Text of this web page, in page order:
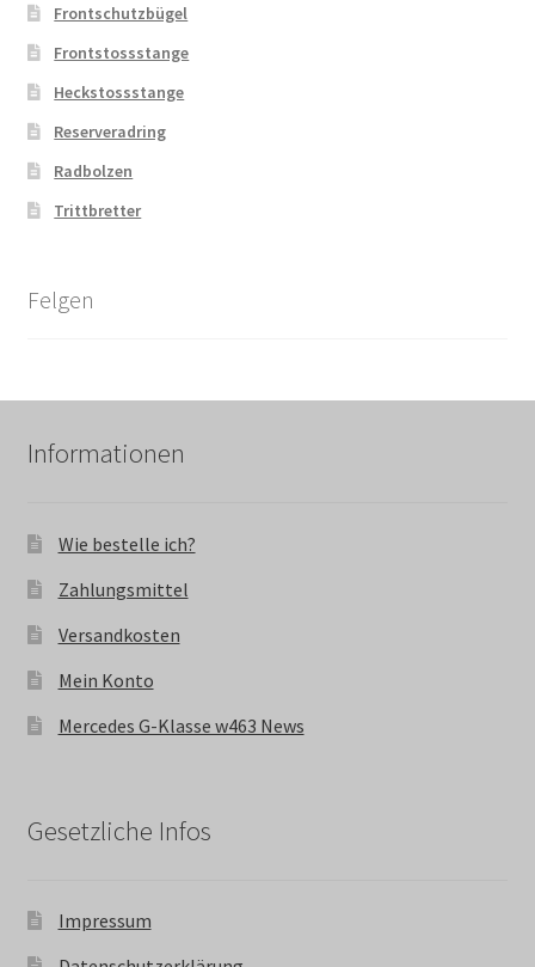
Frontschutzbügel
Frontstossstange
Heckstossstange
Reserveradring
Radbolzen
Trittbretter
Felgen
Informationen
Wie bestelle ich?
Zahlungsmittel
Versandkosten
Mein Konto
Mercedes G-Klasse w463 News
Gesetzliche Infos
Impressum